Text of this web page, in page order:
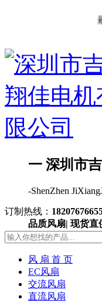
最
一 深圳市
-ShenZhen
订制热线：
品质风扇| 现货直
风 扇 首 页
EC风扇
交流风扇
直流风扇